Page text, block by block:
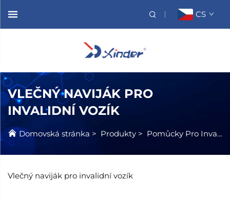
CS
VLEČNÝ NAVIJÁK PRO
INVALIDNÍ VOZÍK
Domovská stránka > Produkty > Pomůcky Pro Invalidní Kolejky
Vlečný naviják pro invalidní vozík